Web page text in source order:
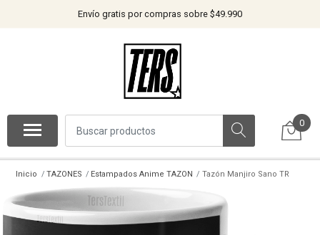
Envío gratis por compras sobre $49.990
0
Inicio TAZONES Estampados Anime TAZON Tazón Manjiro Sano TR